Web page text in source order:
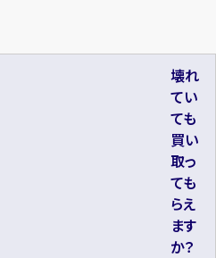
壊れ
てい
ても
買い
取っ
ても
らえ
ます
か？